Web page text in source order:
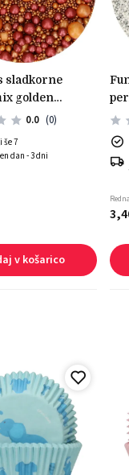
golden
0.0 (0)
še 7
dan - 3 dni
v košarico
funcakes sladkorne
3,